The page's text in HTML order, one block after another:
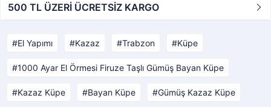
500 TL ÜZERİ ÜCRETSİZ KARGO
El Yapımı Kazaz Trabzon Küpe
1000 Ayar El Örmesi Firuze Taşlı Gümüş Bayan Küpe
Kazaz Küpe Bayan Küpe Gümüş Kazaz Küpe